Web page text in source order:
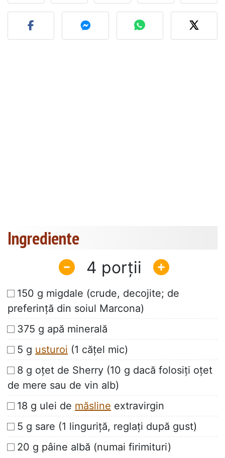
Postează o poză cu
Ingrediente
4
150 g migdale (crude, decojite; de
preferință din soiul Marcona)
375 g apă minerală
5 g usturoi (1 cățel mic)
8 g oțet de Sherry (10 g dacă folosiți oțet
de mere sau de vin alb)
18 g ulei de măsline extravirgin
5 g sare (1 linguriță, reglați după gust)
20 g pâine albă (numai firimituri)